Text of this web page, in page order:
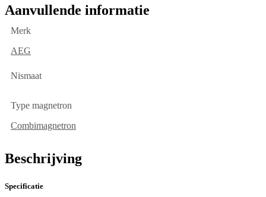
Aanvullende informatie
Merk
AEG
Nismaat
Type magnetron
Combimagnetron
Beschrijving
Specificatie